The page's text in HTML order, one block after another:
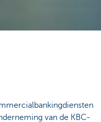
van de KBC-